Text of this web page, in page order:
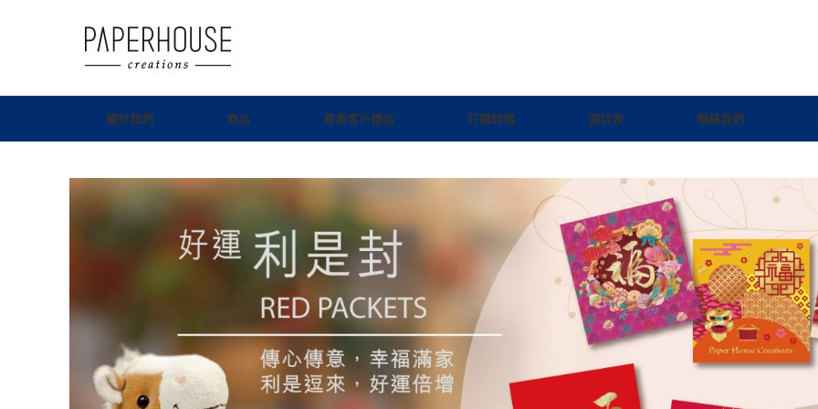
關於我們 商品 尊貴客戶禮品 訂購詳情 價目表 聯絡我們